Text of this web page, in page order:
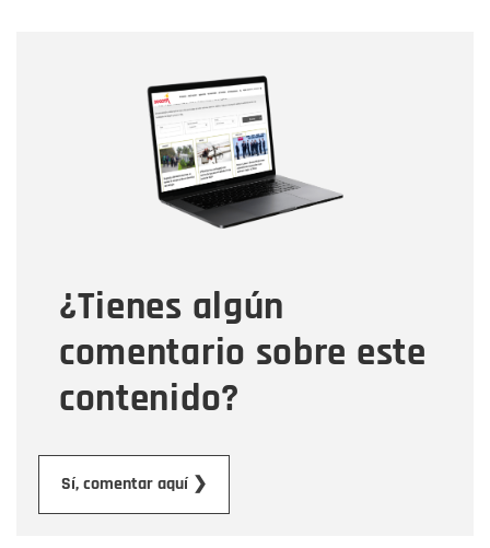
¿Tienes algún
comentario sobre este
contenido?
Sí, comentar aquí ❯
Correo electrónico
Tipo de comentario
Mensaje